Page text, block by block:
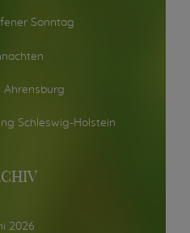
Sonntag
Ahrensburg
Schleswig-Holstein
2026